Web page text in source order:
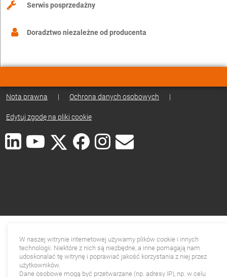
Serwis posprzedażny
Doradztwo niezależne od producenta
Nota prawna | Ochrona danych osobowych |
Edytuj zgodę na pliki cookie
W naszej witrynie internetowej używamy plików cookie i innych
technologii. Niektóre z nich są niezbędne, a inne pomagają nam
udoskonalać tę witrynę i poprawiać jakość korzystania z niej przez
użytkowników.
Dane osobowe mogą być przetwarzane (np. adresy IP), np. w celu